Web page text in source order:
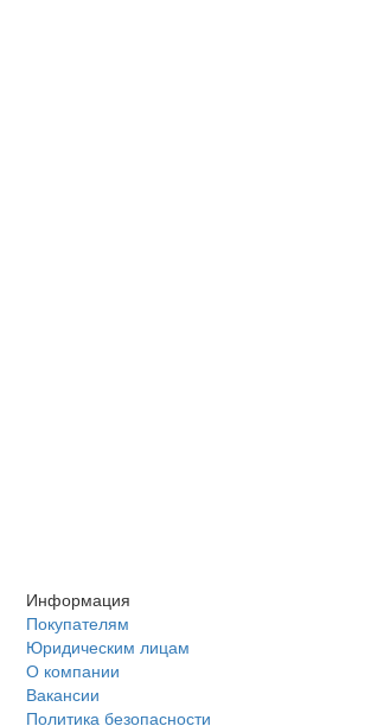
Информация
Покупателям
Юридическим лицам
О компании
Вакансии
Политика безопасности